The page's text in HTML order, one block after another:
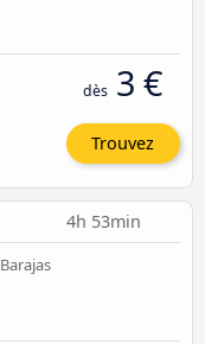
dès 3 €
Trouvez
4h 53min